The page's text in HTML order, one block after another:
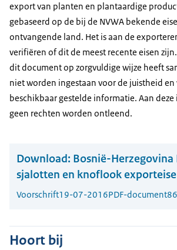
export van planten en plantaardige
gebaseerd op de bij de NVWA bekende
ontvangende land. Het is aan de
verifiëren of dit de meest recente eisen
dit document op zorgvuldige wijze heeft
niet worden ingestaan voor de juistheid
beschikbaar gestelde informatie. Aan
geen rechten worden ontleend.
Download: Bosnië-
sjalotten en knoflook
Voorschrift19-07-2016PDF-document
Hoort bij